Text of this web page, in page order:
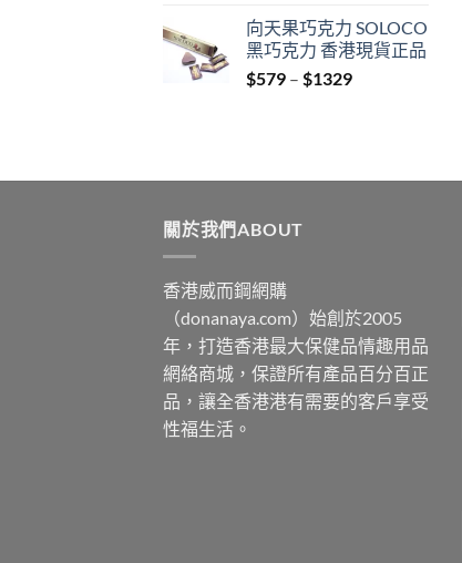
$529
through
$3429
向天果巧克力 SOLOCO
黑巧克力 香港現貨正品
$579 – $1329Price
關於我們ABOUT
香港威而鋼網購
（donanaya.com）始創於2005
年，打造香港最大保健品情趣用品
網絡商城，保證所有產品百分百正
品，讓全香港港有需要的客戶享受
性福生活。